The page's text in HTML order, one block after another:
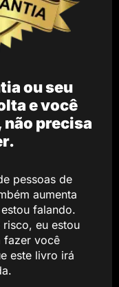
ou seu
e você
precisa
pessoas de
aumenta
falando.
risco, eu estou
fazer você
este livro irá